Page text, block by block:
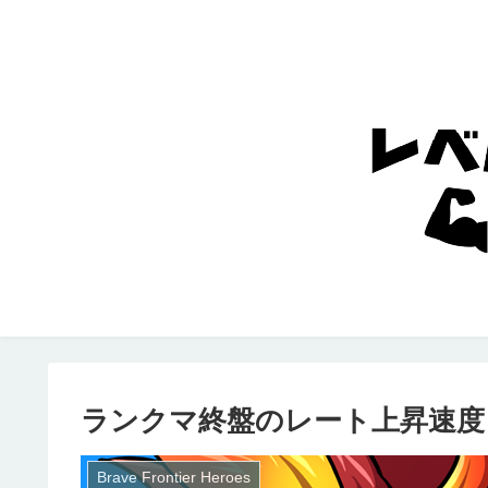
ランクマ終盤のレート上昇速度
Brave Frontier Heroes